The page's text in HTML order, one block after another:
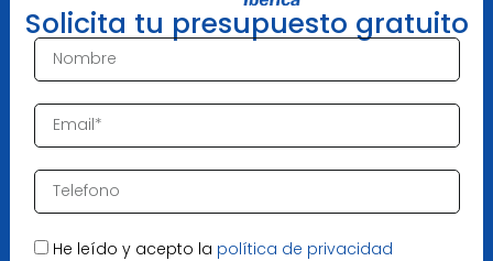
Solicita tu presupuesto gratuito
He leído y acepto la política de privacidad